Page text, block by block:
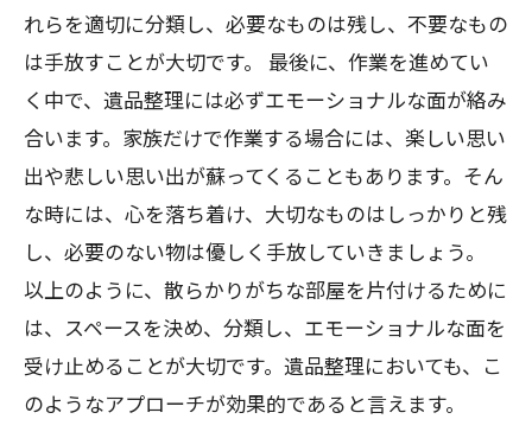
れらを適切に分類し、必要なものは残し、不要なもの
は手放すことが大切です。 最後に、作業を進めてい
く中で、遺品整理には必ずエモーショナルな面が絡み
合います。家族だけで作業する場合には、楽しい思い
出や悲しい思い出が蘇ってくることもあります。そん
な時には、心を落ち着け、大切なものはしっかりと残
し、必要のない物は優しく手放していきましょう。
以上のように、散らかりがちな部屋を片付けるために
は、スペースを決め、分類し、エモーショナルな面を
受け止めることが大切です。遺品整理においても、こ
のようなアプローチが効果的であると言えます。